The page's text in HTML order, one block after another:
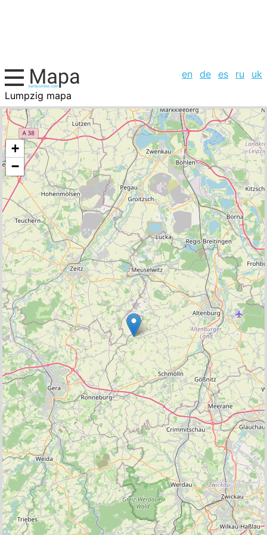
en de es ru
uk
Lumpzig mapa
Alemania, la lista de ciudades
+
−